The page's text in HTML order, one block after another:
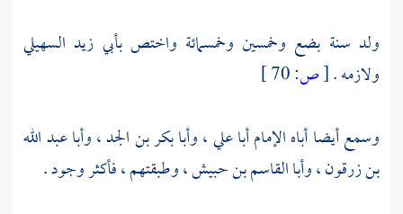
ولد سنة بضع وخمسين وخمسمائة واختصبأبي زيد السهيلي
ولازمه .[ص:
وسمع أيضا أباه الإمامأبا علي،وأبا بكر بن الجد،وأبا عبد الله
بن زرقون،وأبا القاسم بن حبيش، وطبقتهم ، فأكثر وجود .